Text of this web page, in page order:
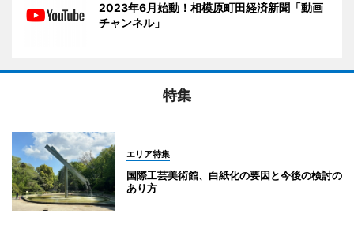
2023年6月始動！相模原町田経済新聞「動画
チャンネル」
特集
エリア特集
国際工芸美術館、白紙化の要因と今後の検討の
あり方